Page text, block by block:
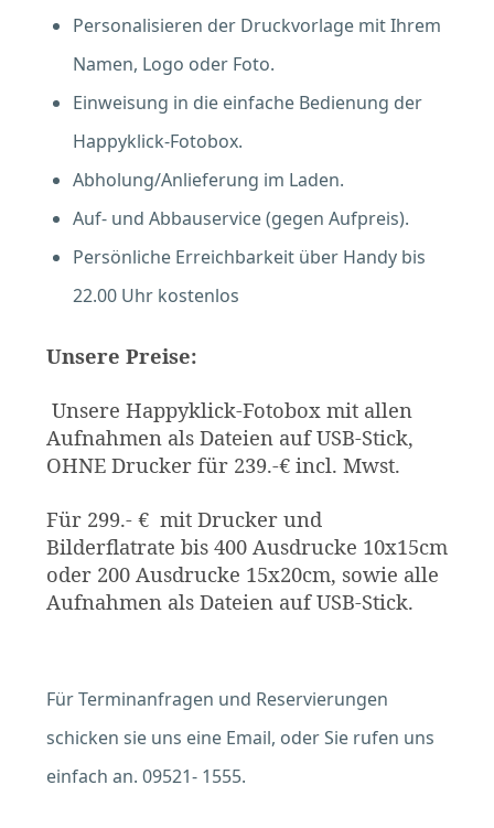
Personalisieren der Druckvorlage mit Ihrem
Namen, Logo oder Foto.
Einweisung in die einfache Bedienung der
Happyklick-Fotobox.
Abholung/Anlieferung im Laden.
Auf- und Abbauservice (gegen Aufpreis).
Persönliche Erreichbarkeit über Handy bis
22.00 Uhr kostenlos
Unsere Preise:
Unsere Happyklick-Fotobox mit allen
Aufnahmen als Dateien auf USB-Stick,
OHNE Drucker für 239.-€ incl. Mwst.
Für 299.- € mit Drucker und
Bilderflatrate bis 400 Ausdrucke 10x15cm
oder 200 Ausdrucke 15x20cm, sowie alle
Aufnahmen als Dateien auf USB-Stick.
Für Terminanfragen und Reservierungen
schicken sie uns eine Email, oder Sie rufen uns
einfach an. 09521- 1555.